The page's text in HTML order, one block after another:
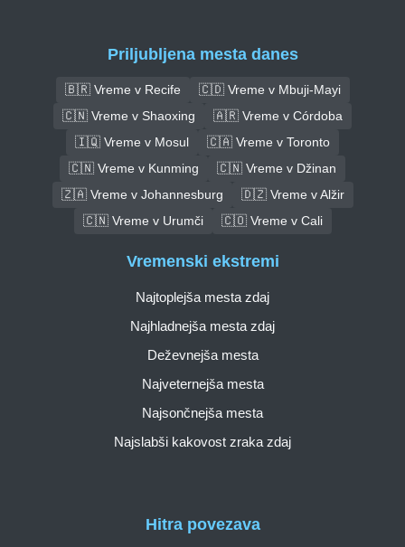
Priljubljena mesta danes
🇧🇷 Vreme v Recife
🇨🇩 Vreme v Mbuji-Mayi
🇨🇳 Vreme v Shaoxing
🇦🇷 Vreme v Córdoba
🇮🇶 Vreme v Mosul
🇨🇦 Vreme v Toronto
🇨🇳 Vreme v Kunming
🇨🇳 Vreme v Džinan
🇿🇦 Vreme v Johannesburg
🇩🇿 Vreme v Alžir
🇨🇳 Vreme v Urumči
🇨🇴 Vreme v Cali
Hitra povezava
Vremenski ekstremi
Najtoplejša mesta zdaj
Najhladnejša mesta zdaj
Deževnejša mesta
Najveternejša mesta
Najsončnejša mesta
Najslabši kakovost zraka zdaj